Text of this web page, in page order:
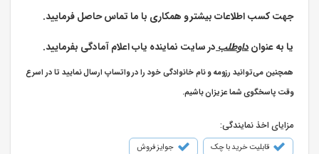
جهت کسب اطلاعات بیشتر و همکاری با ما تماس حاصل فرمایید.
یا به عنوانداوطلبدر سایت نماینده یاب اعلام آمادگی بفرمایید.
همچنین می‌توانید رزومه و نام خانوادگی خود را در واتساپ ارسال نمایید تا در اسرع
وقت پاسخگوی شما عزیزان باشیم.
مزایای اخذ نمایندگی:
قابلیت خرید با چک جوایز فروش